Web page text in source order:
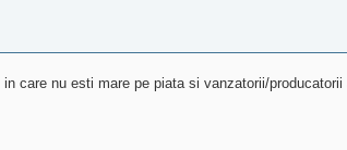
care nu esti mare pe piata si vanzatorii/